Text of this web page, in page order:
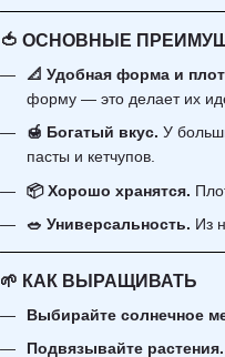
🍅 ОСНОВНЫЕ
📐 Удобная форма и
форму — это делает их
🍯 Богатый вкус. У
пасты и кетчупов.
📦 Хорошо хранятся.
🥗 Универсальность. Из
🌱 КАК ВЫРАЩИВАТЬ
Выбирайте солнечное
Подвязывайте растения.